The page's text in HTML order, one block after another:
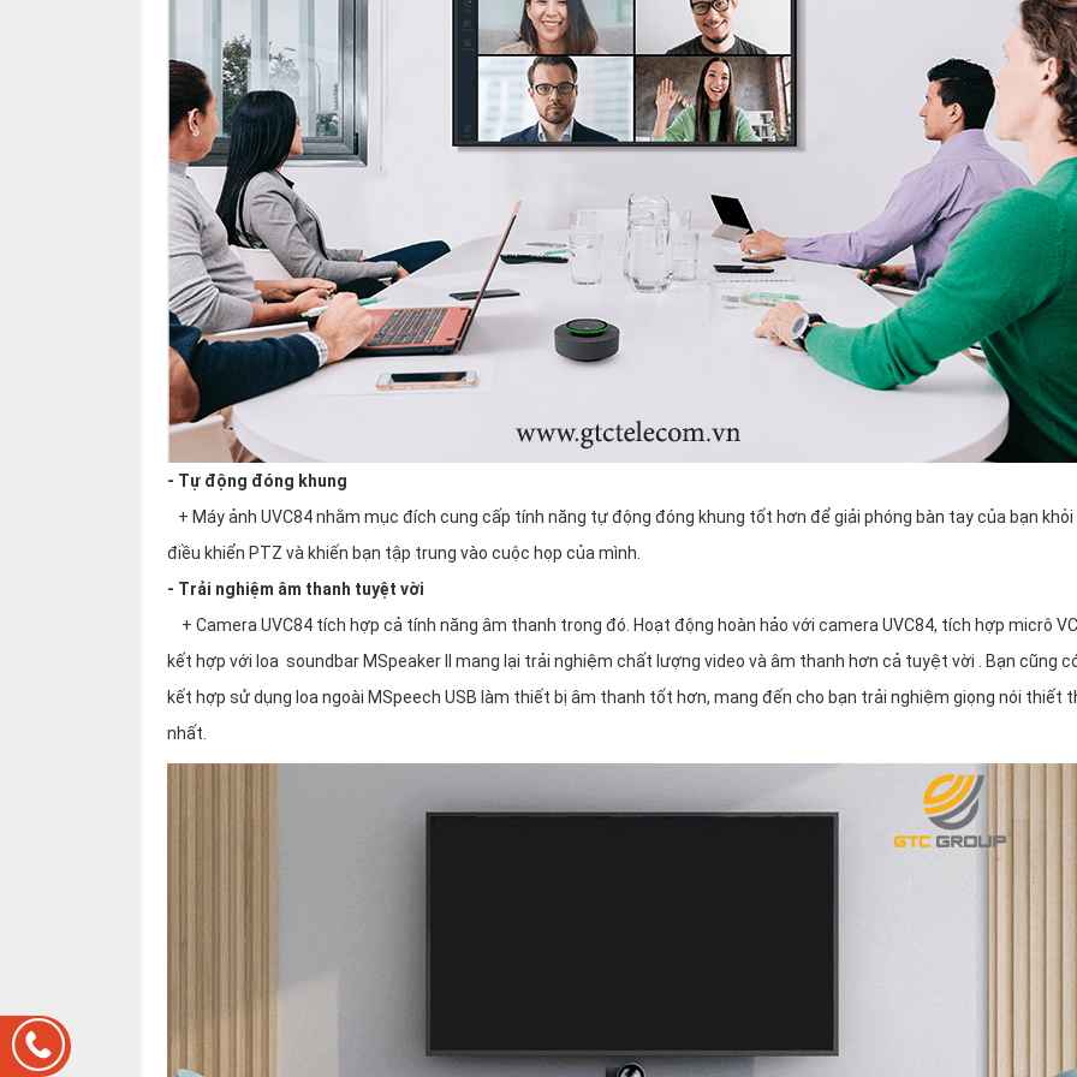
- Tự động đóng khung
+ Máy ảnh UVC84 nhằm mục đích cung cấp tính năng tự động đóng khung tốt hơn để giải phóng bàn tay của bạn
điều khiển PTZ và khiến bạn tập trung vào cuộc họp của mình.
- Trải nghiệm âm thanh tuyệt vời
+ Camera UVC84 tích hợp cả tính năng âm thanh trong đó. Hoạt động hoàn hảo với camera UVC84, tích hợp micrô
kết hợp với loa soundbar MSpeaker II mang lại trải nghiệm chất lượng video và âm thanh hơn cả tuyệt vời . Bạn cũng
kết hợp sử dụng loa ngoài MSpeech USB làm thiết bị âm thanh tốt hơn, mang đến cho bạn trải nghiệm giọng nói thiết
nhất.